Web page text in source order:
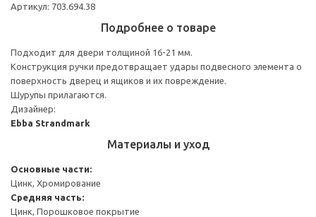
Артикул: 703.694.38
Подробнее о товаре
Подходит для двери толщиной 16-21 мм.
Конструкция ручки предотвращает удары подвесного элемента о
поверхность дверец и ящиков и их повреждение.
Шурупы прилагаются.
Дизайнер:
Ebba Strandmark
Материалы и уход
Основные части:
Цинк, Хромирование
Средняя часть:
Цинк, Порошковое покрытие